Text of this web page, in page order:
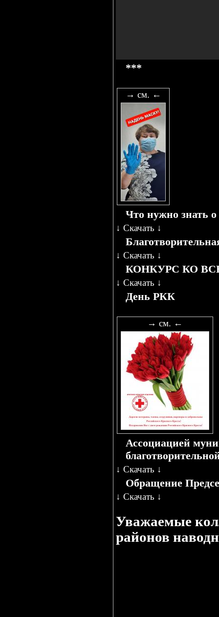
***
→ см. ←
Что нужно знать
↓ Скачать ↓
↓ Скачать ↓
КОНКУРС КО
↓ Скачать ↓
День РКК
→ см. ←
Ассоциацией
↓ Скачать ↓
Обращение
↓ Скачать ↓
Уважаемые
районов